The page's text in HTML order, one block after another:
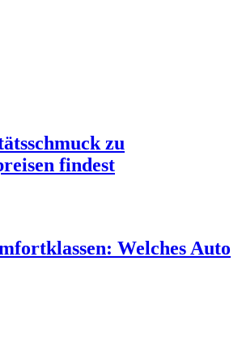
zu
findest
Welches Auto